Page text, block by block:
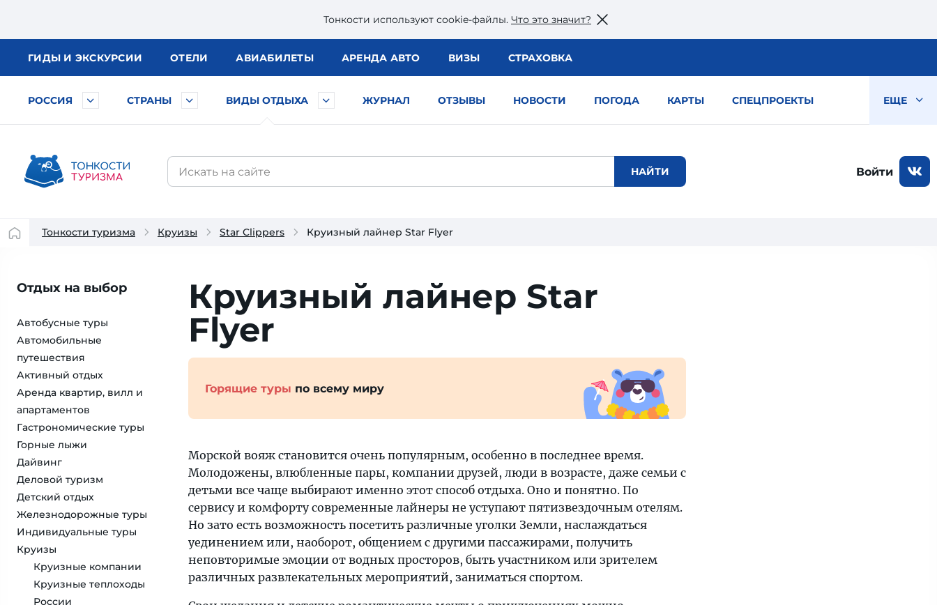
Тонкости используют сookie-файлы. Что это значит?
ГИДЫ И ЭКСКУРСИИ ОТЕЛИ АВИАБИЛЕТЫ АРЕНДА АВТО ВИЗЫ СТРАХОВКА
РОССИЯ СТРАНЫ ВИДЫ ОТДЫХА ЖУРНАЛ ОТЗЫВЫ НОВОСТИ ПОГОДА КАРТЫ СПЕЦПРОЕКТЫ ЕЩЕ
Войти
Тонкости туризма Круизы Star Clippers Круизный лайнер Star Flyer
Отдых на выбор
Автобусные туры
Автомобильные
путешествия
Активный отдых
Аренда квартир, вилл и
апартаментов
Гастрономические туры
Горные лыжи
Дайвинг
Деловой туризм
Детский отдых
Железнодорожные туры
Индивидуальные туры
Круизы
Круизные компании
Круизные теплоходы
России
Круизный лайнер Star
Flyer
Горящие туры по всему миру
Морской вояж становится очень популярным, особенно в последнее время.
Молодожены, влюбленные пары, компании друзей, люди в возрасте, даже семьи с
детьми все чаще выбирают именно этот способ отдыха. Оно и понятно. По
сервису и комфорту современные лайнеры не уступают пятизвездочным отелям.
Но зато есть возможность посетить различные уголки Земли, наслаждаться
уединением или, наоборот, общением с другими пассажирами, получить
неповторимые эмоции от водных просторов, быть участником или зрителем
различных развлекательных мероприятий, заниматься спортом.